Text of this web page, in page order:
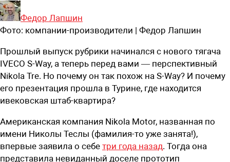
Федор Лапшин
Фото: компании-производители | Федор Лапшин
Прошлый выпуск рубрики начинался с нового тягача
IVECO S-Way, а теперь перед вами — перспективный
Nikola Tre. Но почему он так похож на S-Way? И почему
его презентация прошла в Турине, где находится
ивековская штаб-квартира?
Американская компания Nikola Motor, названная по
имени Николы Теслы (фамилия-то уже занята!),
впервые заявила о себе три года назад. Тогда она
представила невиданный доселе прототип